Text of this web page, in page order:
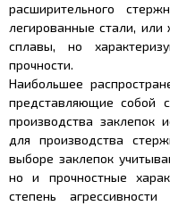
расширительного
легированные стали,
сплавы, но
прочности.
Наибольшее
представляющие собой
производства заклепок
для производства
выборе заклепок
но и прочностные
степень